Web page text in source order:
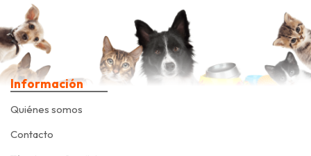
Información
Quiénes somos
Contacto